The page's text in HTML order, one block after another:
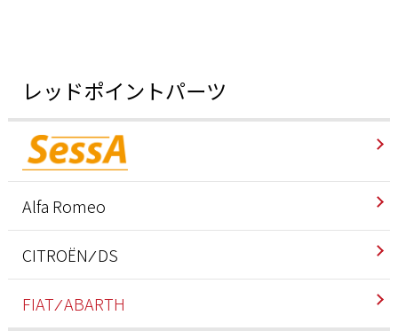
レッドポイントパーツ
Alfa Romeo
インテリア
エクステリア
CITROËN ⁄ DS
インテリア
FIAT ⁄ ABARTH